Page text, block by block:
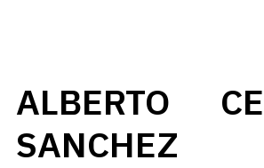
ALBERTO
SANCHEZ